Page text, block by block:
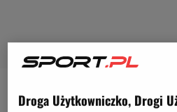
Może rozmiary tej porażki by
Droga Użytkowniczko, Drogi